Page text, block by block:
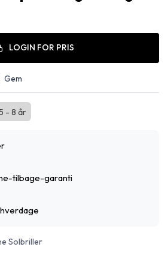
LOGIN FOR PRIS
Gem
- 8 år
tilbage-garanti
Solbriller